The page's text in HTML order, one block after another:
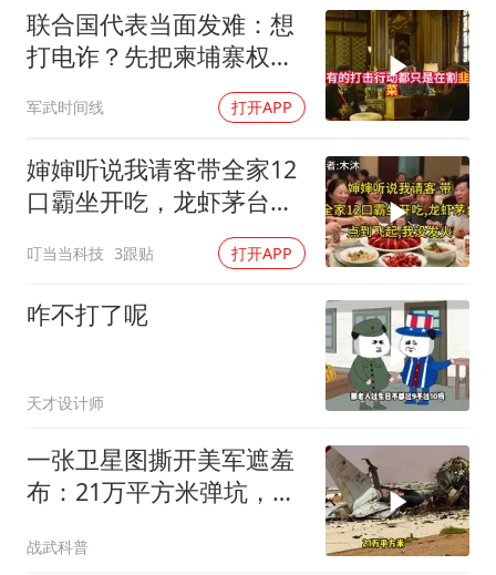
联合国代表当面发难：想
打电诈？先把柬埔寨权贵
军武时间线 打开APP
婶婶听说我请客带全家12
口霸坐开吃，龙虾茅台点
叮当当科技 3跟贴 打开APP
咋不打了呢
天才设计师
一张卫星图撕开美军遮羞
布：21万平方米弹坑，美
藏不住了
战武科普